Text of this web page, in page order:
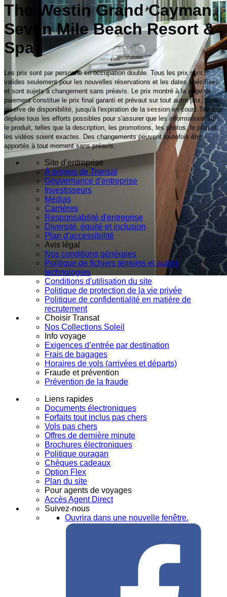
The Westin Grand Cayman
Seven Mile Beach Resort &
Spa
Les prix sont par personne en occupation double. Tous les prix sont
valides seulement pour les nouvelles réservations et les dates spécifiées,
et sont sujets à changement sans préavis. Le prix montré à la page de
paiement constitue le prix final garanti et prévaut sur tout autre prix, sous
réserve de disponibilité, jusqu'à l'expiration de la session en cours.Transat
déploie tous les efforts possibles pour s'assurer que les informations sur
le produit, telles que la description, les promotions, les photos, le plan et
les vidéos soient exactes. Des changements peuvent toutefois être
apportés à tout moment sans préavis.
Site d’entreprise
À propos de Transat
Gouvernance d'entreprise
Investisseurs
Médias
Carrières
Responsabilité d'entreprise
Diversité, équité et inclusion
Plan d'accessibilité
Avis légal
Nos conditions générales
Politique de fichiers témoins et autres
technologies
Conditions d'utilisation du site
Politique de protection de la vie privée
Politique de confidentialité en matière de
recrutement
Choisir Transat
Nos Collections Soleil
Info voyage
Exigences d’entrée par destination
Frais de bagages
Horaires de vols (arrivées et départs)
Fraude et prévention
Prévention de la fraude
Liens rapides
Documents électroniques
Forfaits tout inclus pas chers
Vols pas chers
Offres de dernière minute
Brochures électroniques
Politique ouragan
Chèques cadeaux
Option Flex
Plan du site
Pour agents de voyages
Accès Agent Direct
Suivez-nous
Ouvrira dans une nouvelle fenêtre.